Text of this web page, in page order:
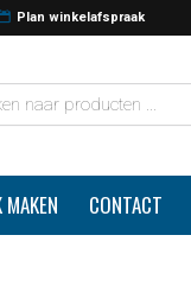
Plan winkelafspraak
MAKEN CONTACT